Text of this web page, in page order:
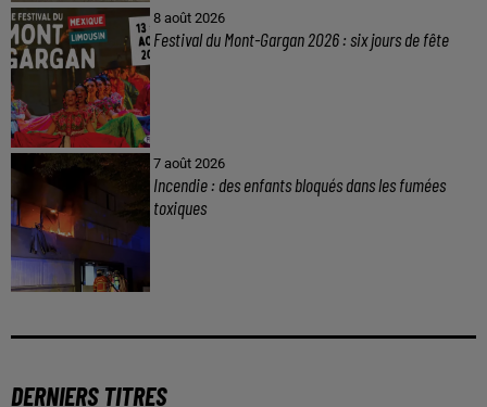
8 août 2026
Festival du Mont-Gargan 2026 : six jours de fête
7 août 2026
Incendie : des enfants bloqués dans les fumées
toxiques
DERNIERS TITRES